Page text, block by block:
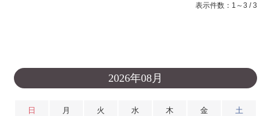
表示件数：1～3 / 3
2026年08月
日 月 火 水 木 金 土